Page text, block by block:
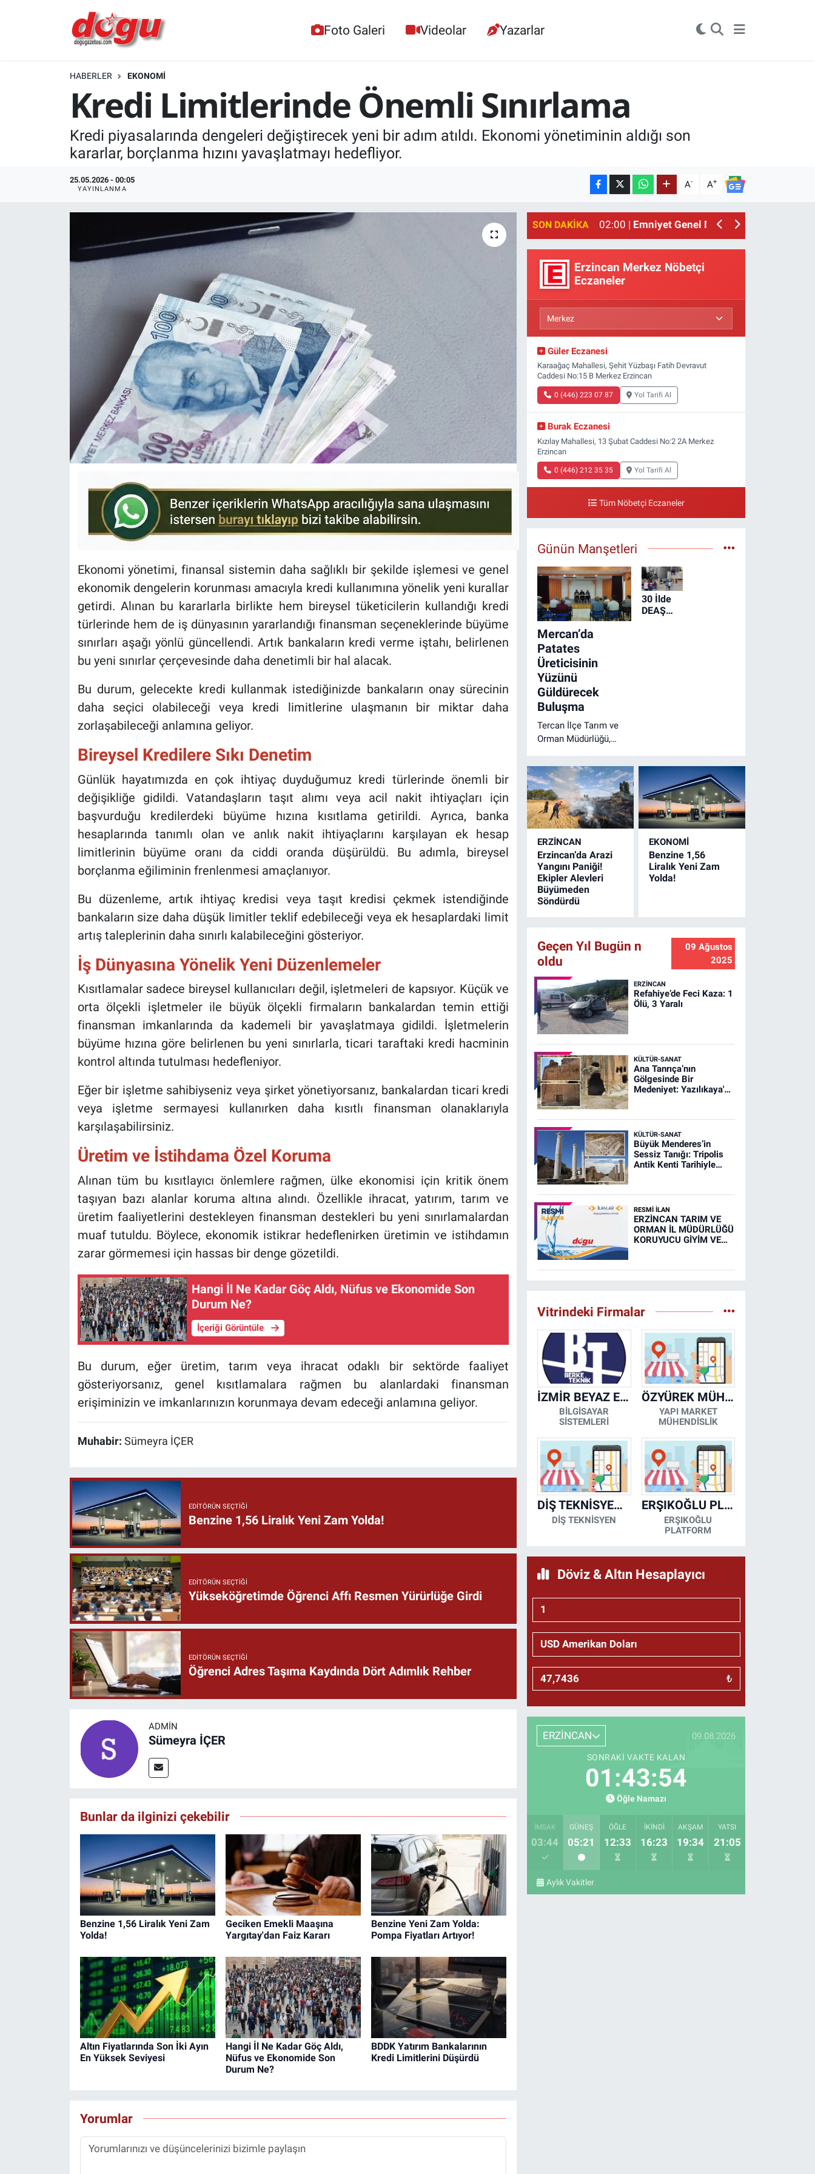
Foto Galeri Videolar Yazarlar
HABERLER EKONOMİ
Kredi Limitlerinde Önemli Sınırlama
Kredi piyasalarında dengeleri değiştirecek yeni bir adım atıldı. Ekonomi yönetiminin aldığı son
kararlar, borçlanma hızını yavaşlatmayı hedefliyor.
25.05.2026 - 00:05
YAYINLANMA A- A+
Ekonomi yönetimi, finansal sistemin daha sağlıklı bir şekilde işlemesi ve genel
ekonomik dengelerin korunması amacıyla kredi kullanımına yönelik yeni kurallar
getirdi. Alınan bu kararlarla birlikte hem bireysel tüketicilerin kullandığı kredi
türlerinde hem de iş dünyasının yararlandığı finansman seçeneklerinde büyüme
sınırları aşağı yönlü güncellendi. Artık bankaların kredi verme iştahı, belirlenen
bu yeni sınırlar çerçevesinde daha denetimli bir hal alacak.
Bu durum, gelecekte kredi kullanmak istediğinizde bankaların onay sürecinin
daha seçici olabileceği veya kredi limitlerine ulaşmanın bir miktar daha
zorlaşabileceği anlamına geliyor.
Bireysel Kredilere Sıkı Denetim
Günlük hayatımızda en çok ihtiyaç duyduğumuz kredi türlerinde önemli bir
değişikliğe gidildi. Vatandaşların taşıt alımı veya acil nakit ihtiyaçları için
başvurduğu kredilerdeki büyüme hızına kısıtlama getirildi. Ayrıca, banka
hesaplarında tanımlı olan ve anlık nakit ihtiyaçlarını karşılayan ek hesap
limitlerinin büyüme oranı da ciddi oranda düşürüldü. Bu adımla, bireysel
borçlanma eğiliminin frenlenmesi amaçlanıyor.
Bu düzenleme, artık ihtiyaç kredisi veya taşıt kredisi çekmek istendiğinde
bankaların size daha düşük limitler teklif edebileceği veya ek hesaplardaki limit
artış taleplerinin daha sınırlı kalabileceğini gösteriyor.
İş Dünyasına Yönelik Yeni Düzenlemeler
Kısıtlamalar sadece bireysel kullanıcıları değil, işletmeleri de kapsıyor. Küçük ve
orta ölçekli işletmeler ile büyük ölçekli firmaların bankalardan temin ettiği
finansman imkanlarında da kademeli bir yavaşlatmaya gidildi. İşletmelerin
büyüme hızına göre belirlenen bu yeni sınırlarla, ticari taraftaki kredi hacminin
kontrol altında tutulması hedefleniyor.
Eğer bir işletme sahibiyseniz veya şirket yönetiyorsanız, bankalardan ticari kredi
veya işletme sermayesi kullanırken daha kısıtlı finansman olanaklarıyla
karşılaşabilirsiniz.
Üretim ve İstihdama Özel Koruma
Alınan tüm bu kısıtlayıcı önlemlere rağmen, ülke ekonomisi için kritik önem
taşıyan bazı alanlar koruma altına alındı. Özellikle ihracat, yatırım, tarım ve
üretim faaliyetlerini destekleyen finansman destekleri bu yeni sınırlamalardan
muaf tutuldu. Böylece, ekonomik istikrar hedeflenirken üretimin ve istihdamın
zarar görmemesi için hassas bir denge gözetildi.
Hangi İl Ne Kadar Göç Aldı, Nüfus ve Ekonomide Son
Durum Ne?
İçeriği Görüntüle
Bu durum, eğer üretim, tarım veya ihracat odaklı bir sektörde faaliyet
gösteriyorsanız, genel kısıtlamalara rağmen bu alanlardaki finansman
erişiminizin ve imkanlarınızın korunmaya devam edeceği anlamına geliyor.
Muhabir: Sümeyra İÇER
EDITÖRÜN SEÇTIĞI
Benzine 1,56 Liralık Yeni Zam Yolda!
EDITÖRÜN SEÇTIĞI
Yükseköğretimde Öğrenci Affı Resmen Yürürlüğe Girdi
EDITÖRÜN SEÇTIĞI
Öğrenci Adres Taşıma Kaydında Dört Adımlık Rehber
ADMIN
Sümeyra İÇER
Bunlar da ilginizi çekebilir
Benzine 1,56 Liralık Yeni Zam
Yolda!
Geciken Emekli Maaşına
Yargıtay'dan Faiz Kararı
Benzine Yeni Zam Yolda:
Pompa Fiyatları Artıyor!
Altın Fiyatlarında Son İki Ayın
En Yüksek Seviyesi
Hangi İl Ne Kadar Göç Aldı,
Nüfus ve Ekonomide Son
Durum Ne?
BDDK Yatırım Bankalarının
Kredi Limitlerini Düşürdü
Yorumlar
SON DAKIKA
01:00 | Erzincan'ın Meşhur Buğday Meydanı
Erzincan Merkez Nöbetçi
Eczaneler
Güler Eczanesi
Karaağaç Mahallesi, Şehit Yüzbaşı Fatih Devravut
Caddesi No:15 B Merkez Erzincan
0 (446) 223 07 87 Yol Tarifi Al
Burak Eczanesi
Kızılay Mahallesi, 13 Şubat Caddesi No:2 2A Merkez
Erzincan
0 (446) 212 35 35 Yol Tarifi Al
Tüm Nöbetçi Eczaneler
Günün Manşetleri
Mercan’da
Patates
Üreticisinin
Yüzünü
Güldürecek
Buluşma
Tercan İlçe Tarım ve
Orman Müdürlüğü,
patates üreticileriyle
bir araya geldi.
30 İlde
DEAŞ
ERZINCAN
Erzincan’da Arazi
Yangını Paniği!
Ekipler Alevleri
Büyümeden
Söndürdü
EKONOMİ
Benzine 1,56
Liralık Yeni Zam
Yolda!
Geçen Yıl Bugün n
oldu
09 Ağustos
2025
ERZINCAN
Refahiye’de Feci Kaza: 1
Ölü, 3 Yaralı
KÜLTÜR-SANAT
Ana Tanrıça’nın
Gölgesinde Bir
Medeniyet: Yazılıkaya'da
KÜLTÜR-SANAT
Büyük Menderes’in
Sessiz Tanığı: Tripolis
Antik Kenti Tarihiyle
RESMİ İLAN
ERZİNCAN TARIM VE
ORMAN İL MÜDÜRLÜĞÜ
KORUYUCU GİYİM VE
İLAN)
Vitrindeki Firmalar
İZMİR BEYAZ EŞYA KLİMA KOMBİ SERVİSİ
BİLGİSAYAR
SİSTEMLERİ
ÖZYÜREK MÜHENDİSLİK
YAPI MARKET
MÜHENDİSLİK
DİŞ TEKNİSYENİ- MESUT KORKMAZ
DİŞ TEKNİSYEN
ERŞIKOĞLU PLATFORM
ERŞIKOĞLU
PLATFORM
Döviz & Altın Hesaplayıcı
₺
ERZİNCAN 09.08.2026
SONRAKI VAKTE KALAN
01:43:53
Öğle Namazı
İMSAK
03:44
GÜNEŞ
05:21
ÖĞLE
12:33
İKINDI
16:23
AKŞAM
19:34
YATSI
21:05
Aylık Vakitler
ERZINCAN
GÜNDEM
ERZİNCAN FOTOĞRAFLARI
RESMİ İLAN